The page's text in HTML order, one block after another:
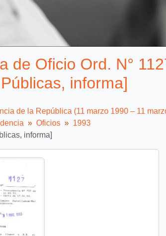
de Oficio Ord. N°
informa]
de la República (11 marzo 1990 – 11
Oficios
1993
informa]